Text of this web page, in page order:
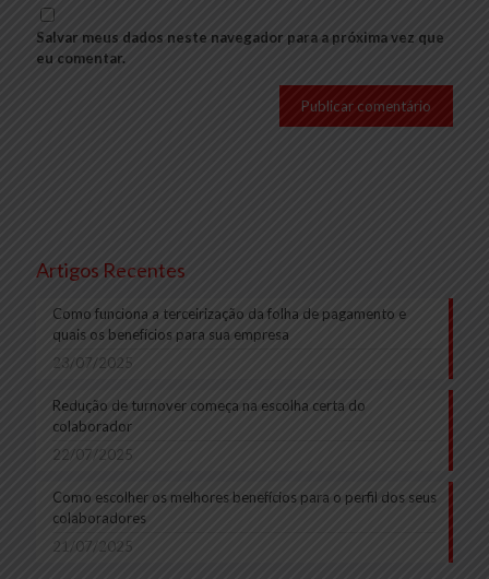
Salvar meus dados neste navegador para a próxima vez que
eu comentar.
Artigos Recentes
Como funciona a terceirização da folha de pagamento e
quais os benefícios para sua empresa
23/07/2025
Redução de turnover começa na escolha certa do
colaborador
22/07/2025
Como escolher os melhores benefícios para o perfil dos seus
colaboradores
21/07/2025